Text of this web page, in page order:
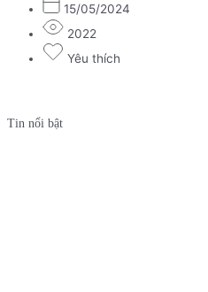
15/05/2024
2022
Yêu thích
Tin nổi bật